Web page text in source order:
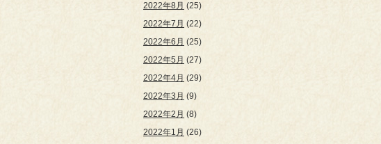
2022年8月 (25)
2022年7月 (22)
2022年6月 (25)
2022年5月 (27)
2022年4月 (29)
2022年3月 (9)
2022年2月 (8)
2022年1月 (26)